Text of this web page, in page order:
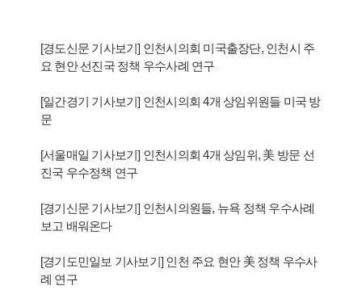
[경도신문 기사보기] 인천시의회 미국출장단, 인천시 주
요 현안 선진국 정책 우수사례 연구
[일간경기 기사보기] 인천시의회 4개 상임위원들 미국 방
문
[서울매일 기사보기] 인천시의회 4개 상임위, 美 방문 선
진국 우수정책 연구
[경기신문 기사보기] 인천시의원들, 뉴욕 정책 우수사례
보고 배워온다
[경기도민일보 기사보기] 인천 주요 현안 美 정책 우수사
례 연구